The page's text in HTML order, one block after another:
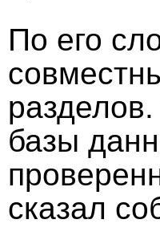
По его
базы
сказал